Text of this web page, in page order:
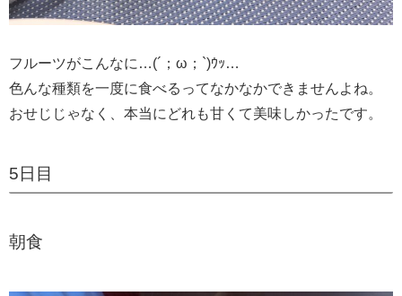
フルーツがこんなに…(´；ω；`)ｳｯ…
色んな種類を一度に食べるってなかなかできませんよね。
おせじじゃなく、本当にどれも甘くて美味しかったです。
5日目
朝食